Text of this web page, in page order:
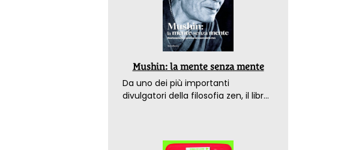
Mushin: la mente senza mente
Da uno dei più importanti
divulgatori della filosofia zen, il libro